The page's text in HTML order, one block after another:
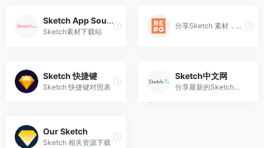
Sketch App Sources
Sketch素材下载站
分享Sketch 素材，资源质量较好
Sketch 快捷键
Sketch 快捷键对照表
Sketch中文网
分享最新的Sketch中文手册
Our Sketch
Sketch 相关资源下载